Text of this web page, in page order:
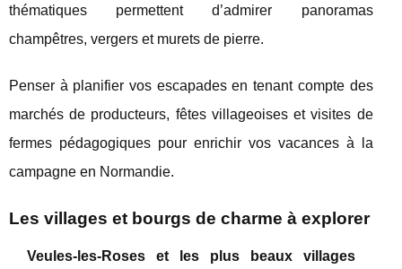
thématiques permettent d’admirer panoramas
champêtres, vergers et murets de pierre.
Penser à planifier vos escapades en tenant compte des
marchés de producteurs, fêtes villageoises et visites de
fermes pédagogiques pour enrichir vos vacances à la
campagne en Normandie.
Les villages et bourgs de charme à explorer
Veules-les-Roses et les plus beaux villages